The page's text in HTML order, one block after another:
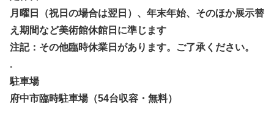
月曜日（祝日の場合は翌日）、年末年始、そのほか展示替
え期間など美術館休館日に準じます
注記：その他臨時休業日があります。ご了承ください。
.
駐車場
府中市臨時駐車場（54台収容・無料）